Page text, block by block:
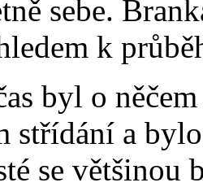
sebe.
k
byl o
střídání a
se